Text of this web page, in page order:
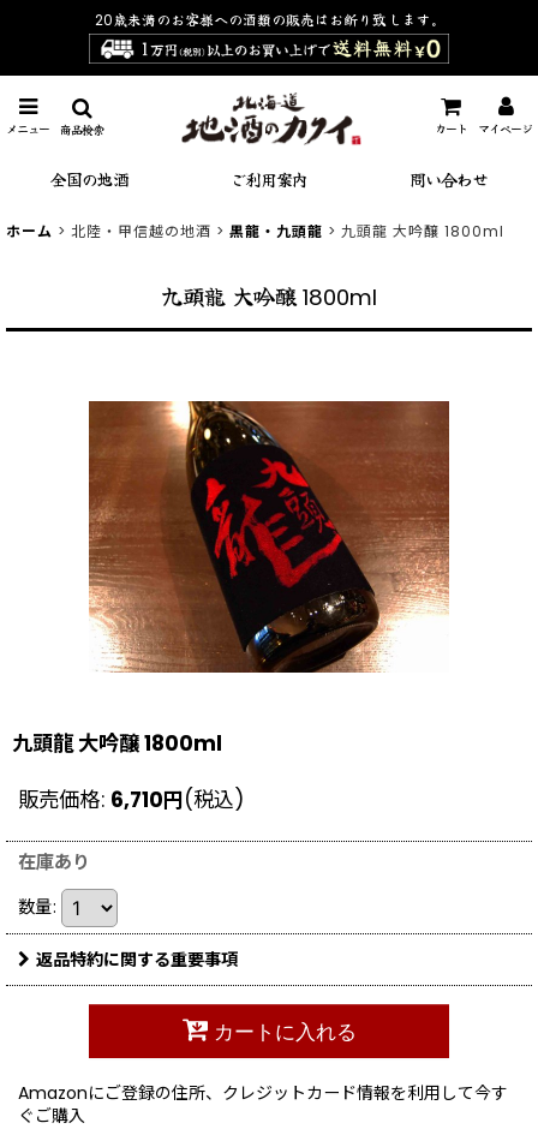
20歳未満のお客様への酒類の販売は お断り致します。
メニュー カート マイページ
全国の地酒 ご利用案内 問い合わせ
商品検索
ホーム > 北陸・甲信越の地酒 > 黒龍・九頭龍 > 九頭龍 大吟醸 1800ml
九頭龍 大吟醸 1800ml
九頭龍 大吟醸 1800ml
販売価格: 6,710円(税込)
在庫あり
数量:
返品特約に関する重要事項
カートに入れる
Amazonにご登録の住所、クレジットカード情報を利用して今す
ぐご購入